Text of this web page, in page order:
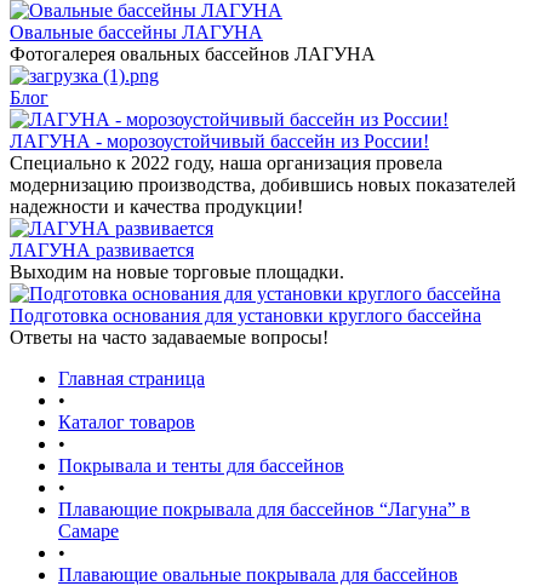
Овальные бассейны ЛАГУНА
Фотогалерея овальных бассейнов ЛАГУНА
Блог
ЛАГУНА - морозоустойчивый бассейн из России!
Специально к 2022 году, наша организация провела
модернизацию производства, добившись новых показателей
надежности и качества продукции!
ЛАГУНА развивается
Выходим на новые торговые площадки.
Подготовка основания для установки круглого бассейна
Ответы на часто задаваемые вопросы!
Главная страница
•
Каталог товаров
•
Покрывала и тенты для бассейнов
•
Плавающие покрывала для бассейнов “Лагуна” в
Самаре
•
Плавающие овальные покрывала для бассейнов